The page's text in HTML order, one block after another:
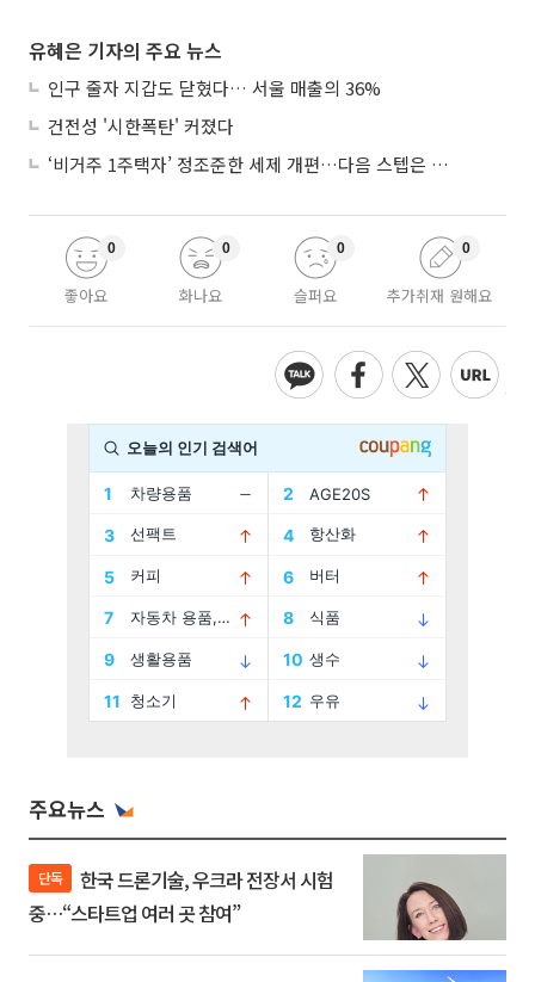
유혜은 기자의 주요 뉴스
인구 줄자 지갑도 닫혔다… 서울 매출의 36%
건전성 '시한폭탄' 커졌다
‘비거주 1주택자’ 정조준한 세제 개편…다음 스텝은 금융 대책
좋아요
0
화나요
0
슬퍼요
0
추가취재 원해요
0
주요뉴스
단독
중…“스타트업 여러 곳 참여”